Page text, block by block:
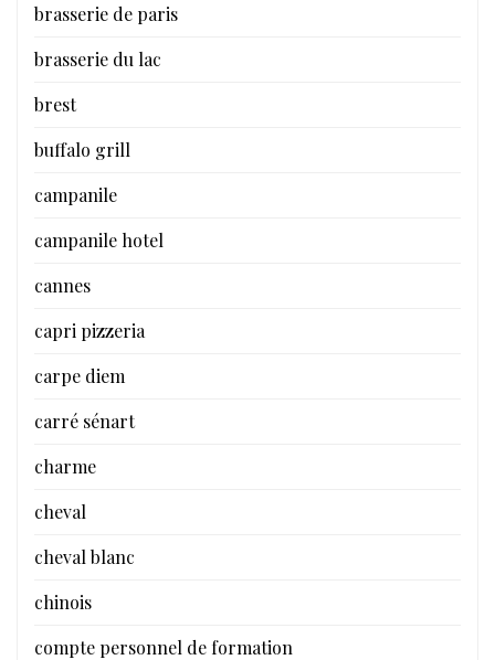
brasserie de paris
brasserie du lac
brest
buffalo grill
campanile
campanile hotel
cannes
capri pizzeria
carpe diem
carré sénart
charme
cheval
cheval blanc
chinois
compte personnel de formation